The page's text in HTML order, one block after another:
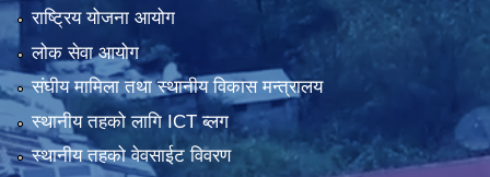
राष्ट्रिय योजना आयोग
लोक सेवा आयोग
संघीय मामिला तथा स्थानीय विकास मन्त्रालय
स्थानीय तहको लागि ICT ब्लग
स्थानीय तहको वेवसाईट विवरण